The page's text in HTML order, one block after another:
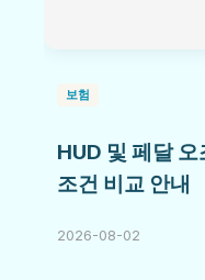
보험
HUD 및 페달
조건 비교 안내
2026-08-02